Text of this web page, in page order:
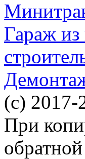
Гараж из
(c) 2017-
При